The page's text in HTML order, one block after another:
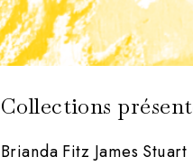
Collections
Brianda Fitz James Stuart